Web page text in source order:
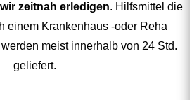
zeitnah erledigen. Hilfsmittel die
einem Krankenhaus -oder Reha
meist innerhalb von 24 Std.
geliefert.